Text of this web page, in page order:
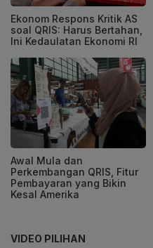
Ekonom Respons Kritik AS
soal QRIS: Harus Bertahan,
Ini Kedaulatan Ekonomi RI
Awal Mula dan
Perkembangan QRIS, Fitur
Pembayaran yang Bikin
Kesal Amerika
VIDEO PILIHAN